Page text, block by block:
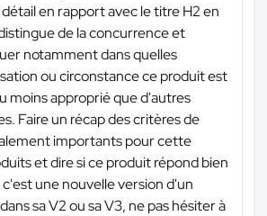
en rapport avec le titre H2 en
de la concurrence et
notamment dans quelles
ou circonstance ce produit est
moins approprié que d'autres
Faire un récap des critères de
importants pour cette
et dire si ce produit répond bien
une nouvelle version d'un
sa V2 ou sa V3, ne pas hésiter à